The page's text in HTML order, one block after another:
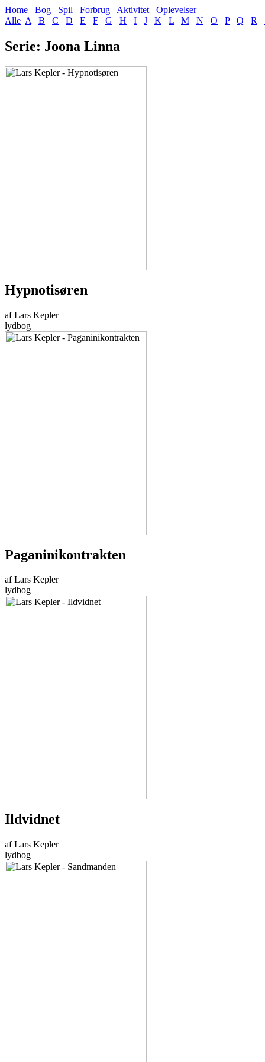
Home Bog Spil Forbrug Aktivitet
Oplevelser
Alle A B C D E F G H I J K L M N O P Q R
Serie: Joona Linna
Hypnotisøren
af Lars Kepler
lydbog
Paganinikontrakten
af Lars Kepler
lydbog
Ildvidnet
af Lars Kepler
lydbog